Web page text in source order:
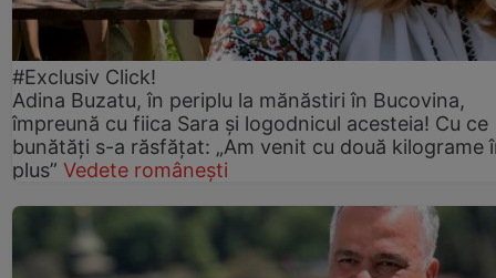
#Exclusiv Click!
Adina Buzatu, în periplu la mănăstiri în Bucovina,
împreună cu fiica Sara și logodnicul acesteia! Cu ce
bunătăți s-a răsfățat: „Am venit cu două kilograme
plus” Vedete românești